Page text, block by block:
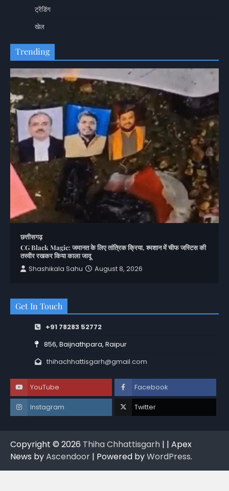
ट्रेंडिंग
खेल
Trending
छत्तीसगढ़
CG Black Magic: जमानत के लिए तांत्रिक क्रिया, श्मशान में चीफ जस्टिस की
तस्वीर रखकर किया काला जादू
Shashikala Sahu
August 8, 2026
Get In Touch
+91 78283 52772
856, Baijnathpara, Raipur
thihachhattisgarh@gmail.com
YouTube Facebook
Instagram Twitter
Copyright © 2026 Thiha Chhattisgarh | | Apex
News byAscendoor | Powered byWordPress.